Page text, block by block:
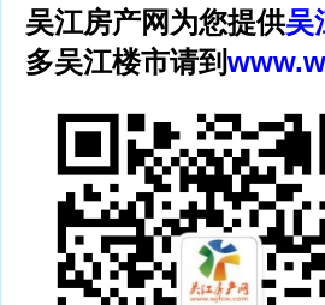
吴江房产网为您提供吴
多吴江楼市请到